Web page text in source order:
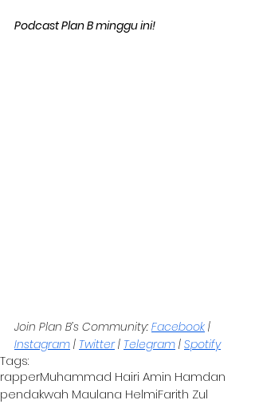
Podcast Plan B minggu ini!
Join Plan B’s Community: Facebook |
Instagram | Twitter | Telegram | Spotify
Tags:
rapperMuhammad Hairi Amin Hamdan
pendakwah Maulana HelmiFarith Zul